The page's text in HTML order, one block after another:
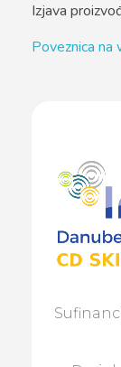
Izjava
Poveznica na